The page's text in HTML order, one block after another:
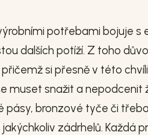
potřebami bojuje s
dalších potíží. Z toho
si přesně v této
muset snažit a nepodcenit
pásy, bronzové tyče či třeba
zádrhelů. Každá